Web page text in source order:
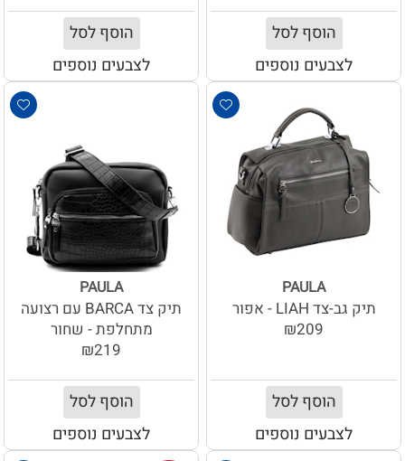
הוסף לסל
לצבעים נוספים
הוסף לסל
לצבעים נוספים
PAULA
תיק גב-צד LIAH - אפור
₪209
הוסף לסל
לצבעים נוספים
PAULA
תיק צד BARCA עם רצועה
מתחלפת - שחור
₪219
הוסף לסל
לצבעים נוספים